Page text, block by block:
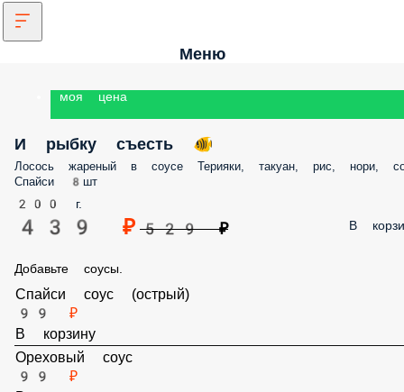
Меню
моя цена
И рыбку съесть 🐠
Лосось жареный в соусе Терияки, такуан, рис, нори,
Спайси 8шт
200 г.
439 ₽ 529 ₽ В
Добавьте соусы.
Спайси соус (острый)
99 ₽
В корзину
Ореховый соус